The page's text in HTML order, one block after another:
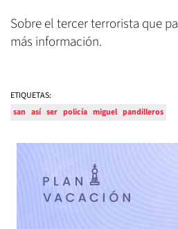
Sobre el tercer terrorista que
más información.
ETIQUETAS:
san así ser policía miguel pandilleros